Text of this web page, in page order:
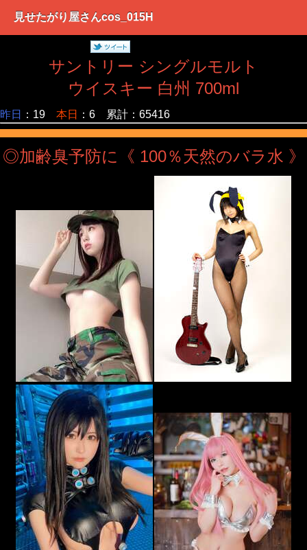
見せたがり屋さんcos_015H
サントリー シングルモルト
ウイスキー 白州 700ml
昨日 ：19 本日 ：6 累計：65416
◎加齢臭予防に《 100％天然のバラ水 》